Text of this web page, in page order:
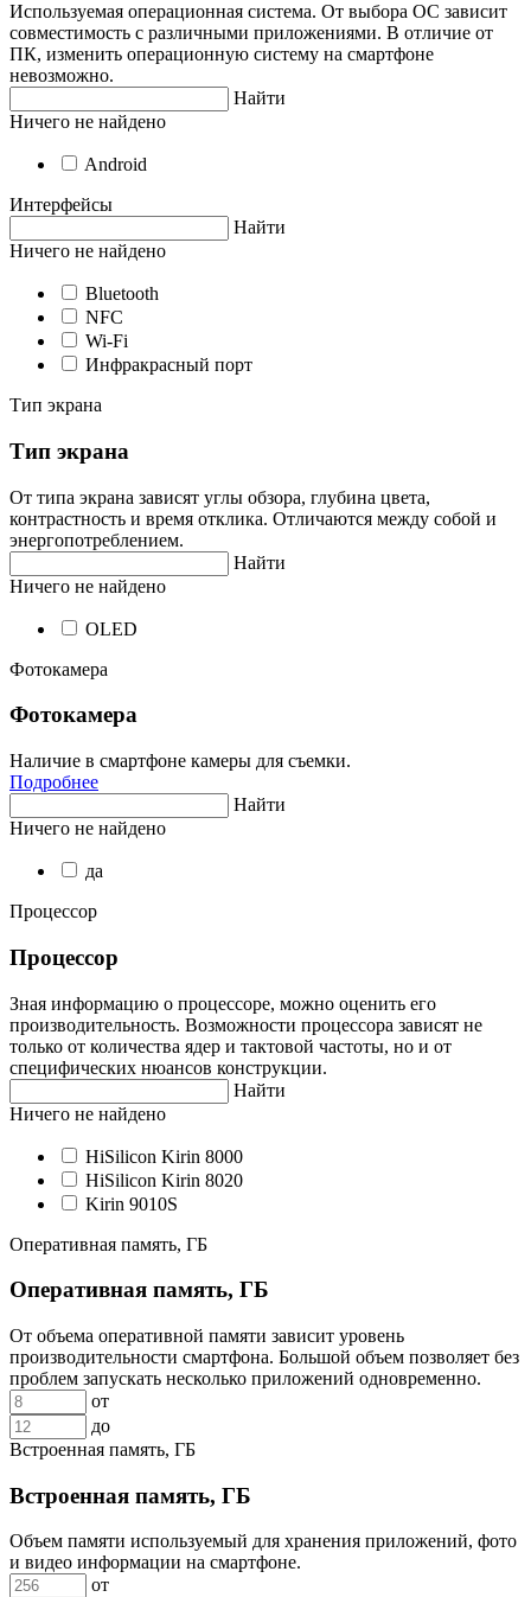
Используемая операционная система. От выбора ОС зависит
совместимость с различными приложениями. В отличие от
ПК, изменить операционную систему на смартфоне
невозможно.
Найти
Ничего не найдено
Android
Интерфейсы
Найти
Ничего не найдено
Bluetooth
NFC
Wi-Fi
Инфракрасный порт
Тип экрана
Тип экрана
От типа экрана зависят углы обзора, глубина цвета,
контрастность и время отклика. Отличаются между собой и
энергопотреблением.
Найти
Ничего не найдено
OLED
Фотокамера
Фотокамера
Наличие в смартфоне камеры для съемки.
Подробнее
Найти
Ничего не найдено
да
Процессор
Процессор
Зная информацию о процессоре, можно оценить его
производительность. Возможности процессора зависят не
только от количества ядер и тактовой частоты, но и от
специфических нюансов конструкции.
Найти
Ничего не найдено
HiSilicon Kirin 8000
HiSilicon Kirin 8020
Kirin 9010S
Оперативная память, ГБ
Оперативная память, ГБ
От объема оперативной памяти зависит уровень
производительности смартфона. Большой объем позволяет без
проблем запускать несколько приложений одновременно.
от
до
Встроенная память, ГБ
Встроенная память, ГБ
Объем памяти используемый для хранения приложений, фото
и видео информации на смартфоне.
от